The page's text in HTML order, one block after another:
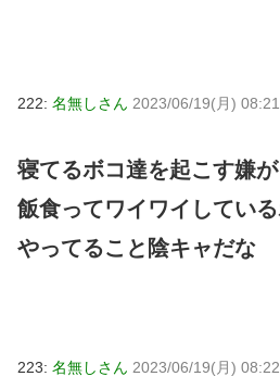
222: 名無しさん 2023/06/19(月)
寝てるボコ達を起こす嫌
飯食ってワイワイしてい
やってること陰キャだな
223: 名無しさん 2023/06/19(月)